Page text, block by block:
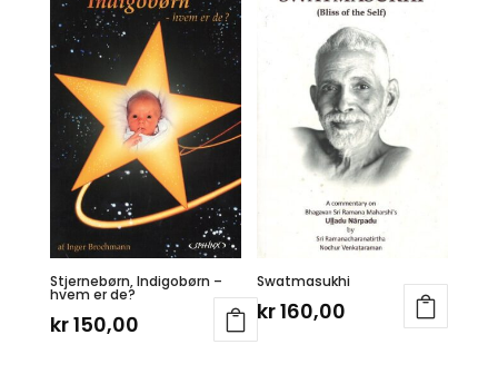
Stjernebørn, Indigobørn –
hvem er de?
kr150,00
Swatmasukhi
kr160,00